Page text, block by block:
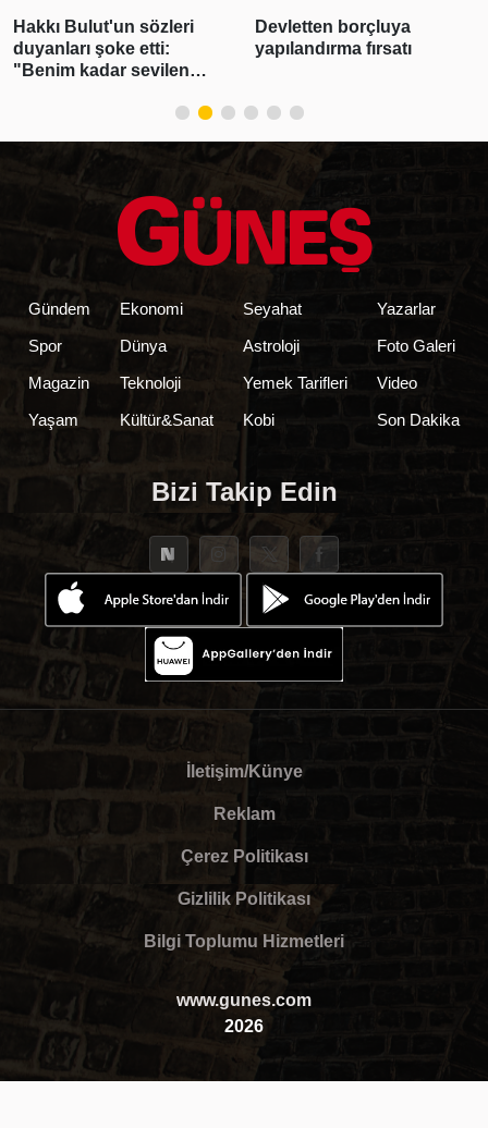
Hakkı Bulut'un sözleri
duyanları şoke etti:
"Benim kadar sevilen
Devletten borçluya
yapılandırma fırsatı
Gündem
Spor
Magazin
Yaşam
Ekonomi
Dünya
Teknoloji
Kültür&Sanat
Seyahat
Astroloji
Yemek Tarifleri
Kobi
Yazarlar
Foto Galeri
Video
Son Dakika
Bizi Takip Edin
İletişim/Künye
Reklam
Çerez Politikası
Gizlilik Politikası
Bilgi Toplumu Hizmetleri
www.gunes.com
2026